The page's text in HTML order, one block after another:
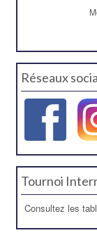
Réseaux
Tournoi
Consultez les